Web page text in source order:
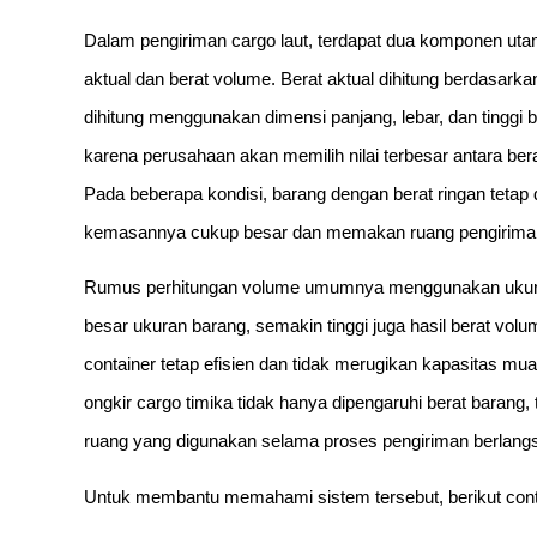
Dalam pengiriman cargo laut, terdapat dua komponen
aktual dan berat volume. Berat aktual dihitung
dihitung menggunakan dimensi panjang, lebar, dan
karena perusahaan akan memilih nilai terbesar antara
Pada beberapa kondisi, barang dengan berat ringan
kemasannya cukup besar dan memakan ruang
Rumus perhitungan volume umumnya menggunakan
besar ukuran barang, semakin tinggi juga hasil berat
container tetap efisien dan tidak merugikan kapasitas
ongkir cargo timika tidak hanya dipengaruhi berat
ruang yang digunakan selama proses pengiriman
Untuk membantu memahami sistem tersebut, berikut